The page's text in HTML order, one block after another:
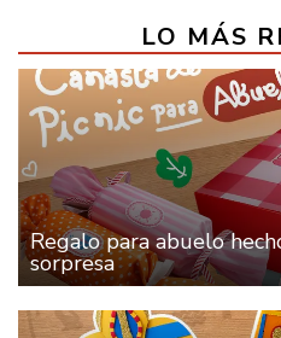
LO MÁS
Regalo para abuelo
sorpresa